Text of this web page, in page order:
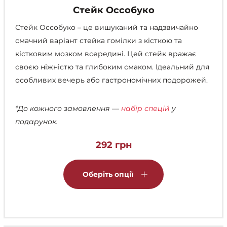
Стейк Оссобуко
Стейк Оссобуко – це вишуканий та надзвичайно
смачний варіант стейка гомілки з кісткою та
кістковим мозком всередині. Цей стейк вражає
своєю ніжністю та глибоким смаком. Ідеальний для
особливих вечерь або гастрономічних подорожей.
*До кожного замовлення — набір спецій у
подарунок.
292 грн
Оберіть опції